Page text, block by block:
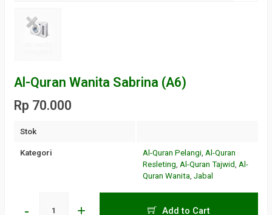
Al-Quran Wanita Sabrina (A6)
Rp 70.000
Stok
Kategori Al-Quran Pelangi, Al-Quran
Resleting, Al-Quran Tajwid, Al-
Quran Wanita, Jabal
- + Add to Cart